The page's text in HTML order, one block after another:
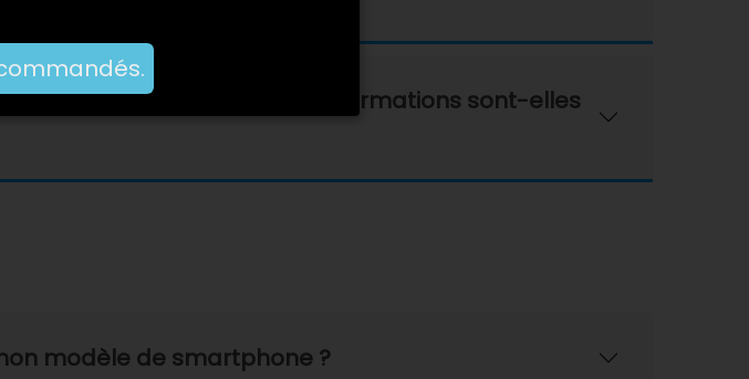
de mes documents, ces informations sont-elles
modèle de smartphone ?